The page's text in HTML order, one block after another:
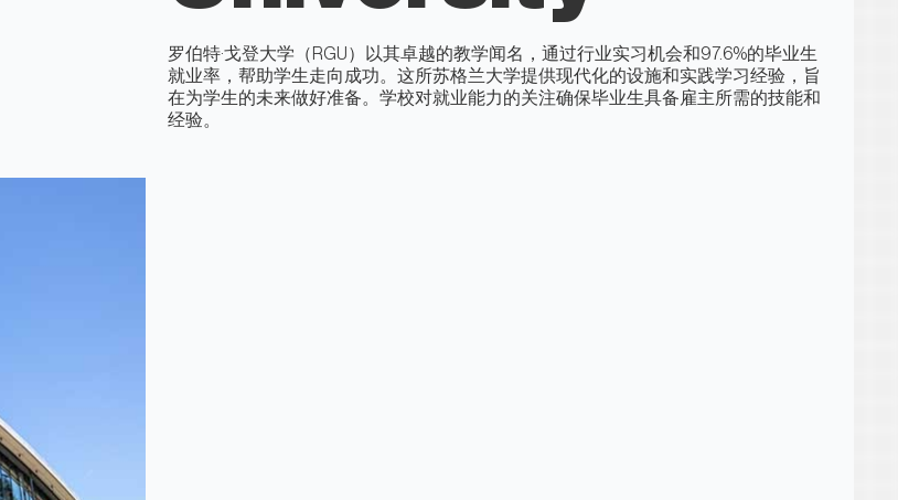
罗伯特·戈登大学（RGU）以其卓越的教学闻名，通过行业实习机会和97.6%的毕业生
就业率，帮助学生走向成功。这所苏格兰大学提供现代化的设施和实践学习经验，旨
在为学生的未来做好准备。学校对就业能力的关注确保毕业生具备雇主所需的技能和
经验。